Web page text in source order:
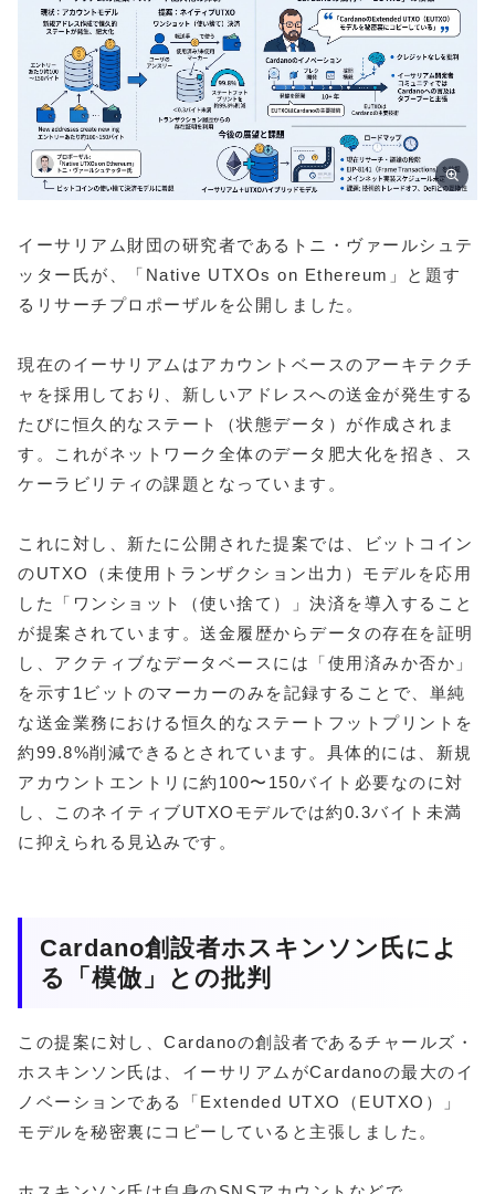
イーサリアム財団の研究者であるトニ・ヴァールシュテ
ッター氏が、「Native UTXOs on Ethereum」と題す
るリサーチプロポーザルを公開しました。
現在のイーサリアムはアカウントベースのアーキテクチ
ャを採用しており、新しいアドレスへの送金が発生する
たびに恒久的なステート（状態データ）が作成されま
す。これがネットワーク全体のデータ肥大化を招き、ス
ケーラビリティの課題となっています。
これに対し、新たに公開された提案では、ビットコイン
のUTXO（未使用トランザクション出力）モデルを応用
した「ワンショット（使い捨て）」決済を導入すること
が提案されています。送金履歴からデータの存在を証明
し、アクティブなデータベースには「使用済みか否か」
を示す1ビットのマーカーのみを記録することで、単純
な送金業務における恒久的なステートフットプリントを
約99.8%削減できるとされています。具体的には、新規
アカウントエントリに約100〜150バイト必要なのに対
し、このネイティブUTXOモデルでは約0.3バイト未満
に抑えられる見込みです。
Cardano創設者ホスキンソン氏によ
る「模倣」との批判
この提案に対し、Cardanoの創設者であるチャールズ・
ホスキンソン氏は、イーサリアムがCardanoの最大のイ
ノベーションである「Extended UTXO（EUTXO）」
モデルを秘密裏にコピーしていると主張しました。